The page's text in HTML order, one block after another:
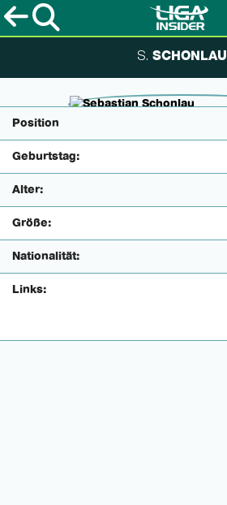
S. SCHONLAU
© IMAGO / HSV
Position
Geburtstag:
Alter:
Größe:
Nationalität:
Links: